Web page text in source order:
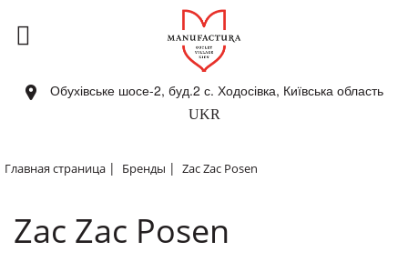
Обухівське шосе-2, буд.2 с. Ходосівка, Київська область
UKR
Главная страница | Бренды | Zac Zac Posen
Zac Zac Posen